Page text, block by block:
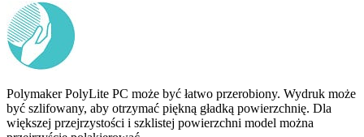
Polymaker PolyLite PC może być łatwo przerobiony. Wydruk może
być szlifowany, aby otrzymać piękną gładką powierzchnię. Dla
większej przejrzystości i szklistej powierzchni model można